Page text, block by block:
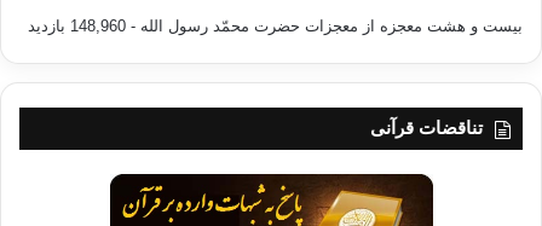
بیست و هشت معجزه از معجزات حضرت محمّد رسول الله - 148,960 بازدید
تناقضات قرآنی